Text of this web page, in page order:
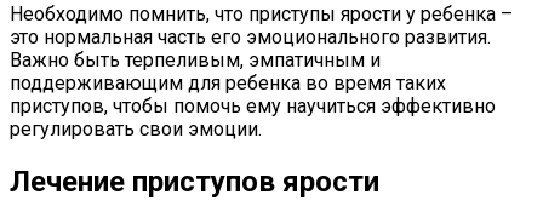
Необходимо помнить, что приступы ярости у ребенка –
это нормальная часть его эмоционального развития.
Важно быть терпеливым, эмпатичным и
поддерживающим для ребенка во время таких
приступов, чтобы помочь ему научиться эффективно
регулировать свои эмоции.
Лечение приступов ярости